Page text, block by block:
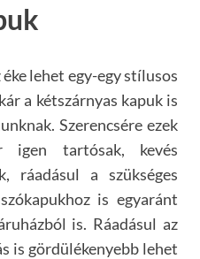
lehet egy-egy stílusos
a kétszárnyas kapuk is
Szerencsére ezek
tartósak, kevés
ráadásul a szükséges
is egyaránt
is. Ráadásul az
is gördülékenyebb lehet